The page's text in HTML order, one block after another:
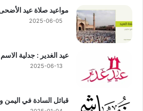
مواعيد صلاة عيد الأضحى
2025-06-05
عيد الغدير : جدلية الاسم
2025-06-13
قبائل السادة في اليمن